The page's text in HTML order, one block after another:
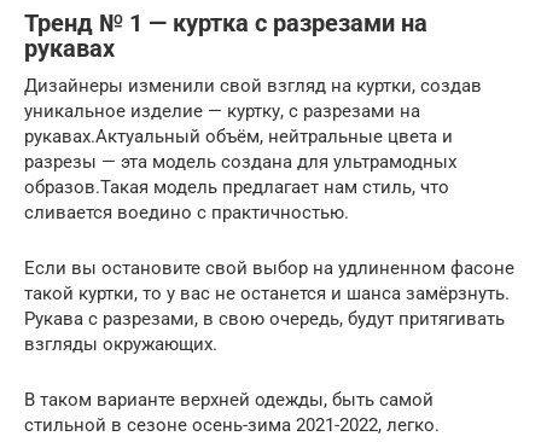
Тренд № 1 — куртка с разрезами на
рукавах
Дизайнеры изменили свой взгляд на куртки, создав
уникальное изделие — куртку, с разрезами на
рукавах.Актуальный объём, нейтральные цвета и
разрезы — эта модель создана для ультрамодных
образов.Такая модель предлагает нам стиль, что
сливается воедино с практичностью.
Если вы остановите свой выбор на удлиненном фасоне
такой куртки, то у вас не останется и шанса замёрзнуть.
Рукава с разрезами, в свою очередь, будут притягивать
взгляды окружающих.
В таком варианте верхней одежды, быть самой
стильной в сезоне осень-зима 2021-2022, легко.